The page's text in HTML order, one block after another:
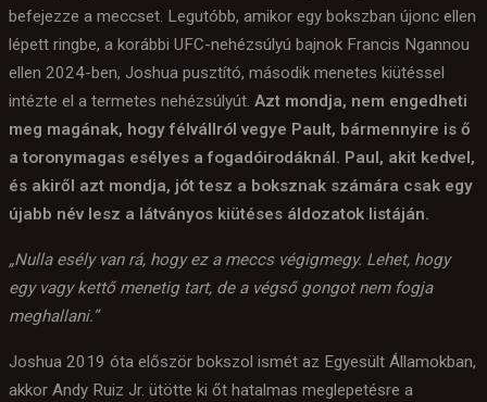
befejezze a meccset. Legutóbb, amikor egy bokszban újonc ellen
lépett ringbe, a korábbi UFC-nehézsúlyú bajnok Francis Ngannou
ellen 2024-ben, Joshua pusztító, második menetes kiütéssel
intézte el a termetes nehézsúlyút. Azt mondja, nem engedheti
meg magának, hogy félvállról vegye Pault, bármennyire is ő
a toronymagas esélyes a fogadóirodáknál. Paul, akit kedvel,
és akiről azt mondja, jót tesz a boksznak számára csak egy
újabb név lesz a látványos kiütéses áldozatok listáján.
„Nulla esély van rá, hogy ez a meccs végigmegy. Lehet, hogy
egy vagy kettő menetig tart, de a végső gongot nem fogja
meghallani.”
Joshua 2019 óta először bokszol ismét az Egyesült Államokban,
akkor Andy Ruiz Jr. ütötte ki őt hatalmas meglepetésre a